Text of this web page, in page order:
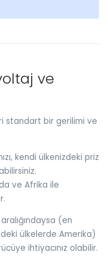
ve
standart bir gerilimi ve
kendi ülkenizdeki priz
ve Afrika ile
(en
ülkelerde Amerika)
ihtiyacınız olabilir.